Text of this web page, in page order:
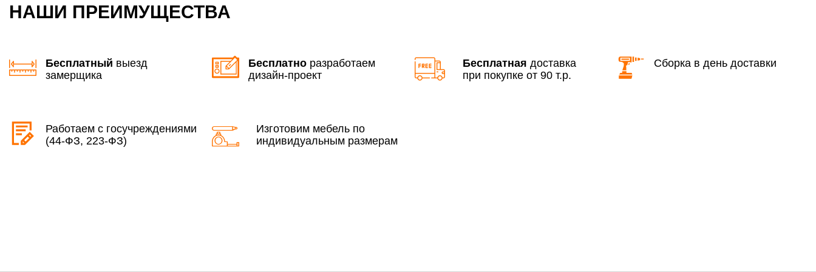
НАШИ ПРЕИМУЩЕСТВА
Бесплатный выезд
замерщика
Бесплатно разработаем
дизайн-проект
Бесплатная доставка
при покупке от 90 т.р.
Сборка в день доставки
Работаем с госучреждениями
(44-ФЗ, 223-ФЗ)
Изготовим мебель по
индивидуальным размерам